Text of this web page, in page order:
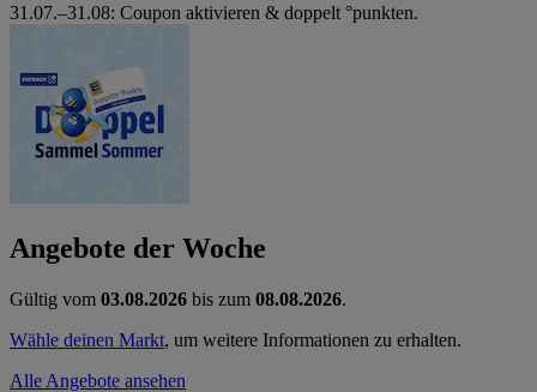
31.07.–31.08: Coupon aktivieren & doppelt °punkten.
Angebote der Woche
Gültig vom 03.08.2026 bis zum 08.08.2026.
Wähle deinen Markt, um weitere Informationen zu erhalten.
Alle Angebote ansehen